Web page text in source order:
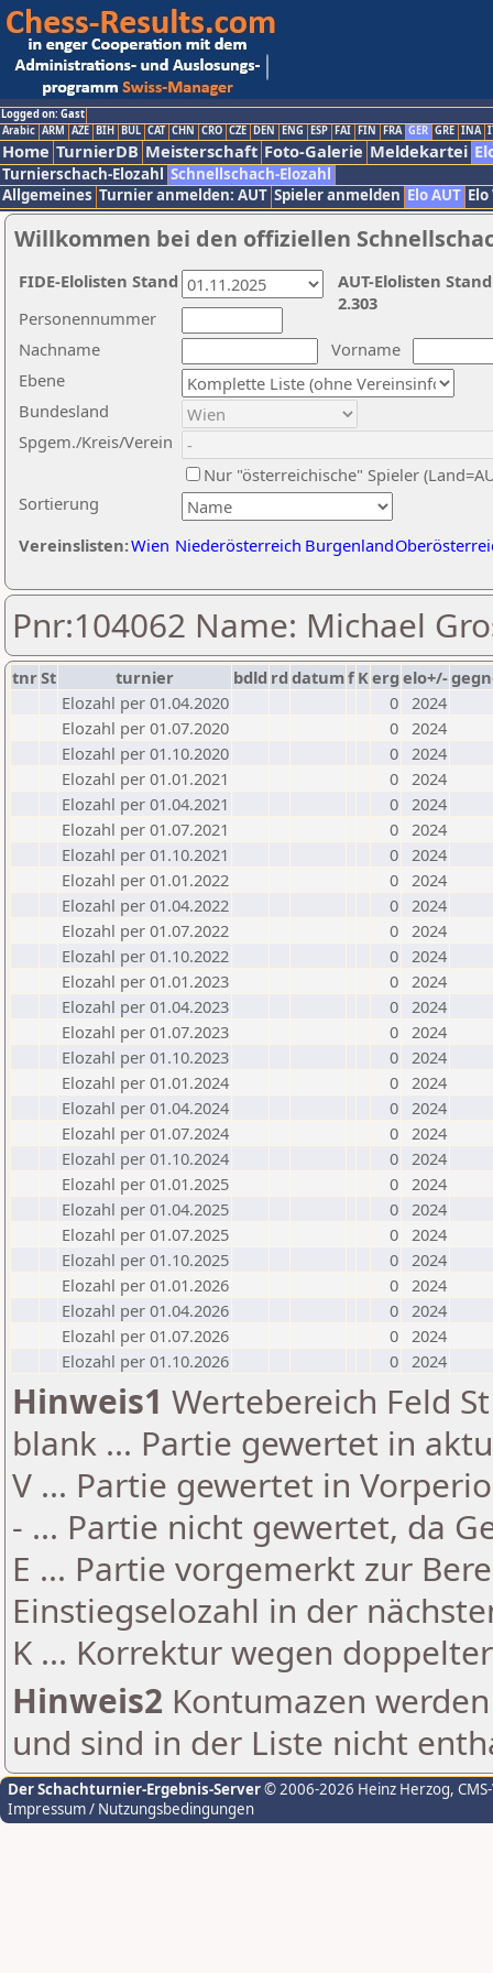
Logged on: Gast
Arabic ARM AZE BIH BUL CAT CHN CRO CZE DEN ENG ESP FAI FIN FRA GER GRE INA
Home TurnierDB Meisterschaft Foto-Galerie Meldekartei
Turnierschach-Elozahl Schnellschach-Elozahl
Allgemeines Turnier anmelden: AUT Spieler anmelden Elo AUT
Willkommen bei den offiziellen
Nachname
Vorname
Ebene
Sortierung
Personennummer
Bundesland
Spgem./Kreis/Verein
Nur "österreichische" Spieler
Vereinslisten:Wien Niederösterreich Burgenland
AUT-Elolisten
2.303
FIDE-Elolisten Stand
Pnr:104062 Name: Michael
tnrSt turnier bdld rd datumf Kerg elo+/-
Elozahl per 01.04.2020
0 2024
Elozahl per 01.07.2020
0 2024
Elozahl per 01.10.2020
0 2024
Elozahl per 01.01.2021
0 2024
Elozahl per 01.04.2021
0 2024
Elozahl per 01.07.2021
0 2024
Elozahl per 01.10.2021
0 2024
Elozahl per 01.01.2022
0 2024
Elozahl per 01.04.2022
0 2024
Elozahl per 01.07.2022
0 2024
Elozahl per 01.10.2022
0 2024
Elozahl per 01.01.2023
0 2024
Elozahl per 01.04.2023
0 2024
Elozahl per 01.07.2023
0 2024
Elozahl per 01.10.2023
0 2024
Elozahl per 01.01.2024
0 2024
Elozahl per 01.04.2024
0 2024
Elozahl per 01.07.2024
0 2024
Elozahl per 01.10.2024
0 2024
Elozahl per 01.01.2025
0 2024
Elozahl per 01.04.2025
0 2024
Elozahl per 01.07.2025
0 2024
Elozahl per 01.10.2025
0 2024
Elozahl per 01.01.2026
0 2024
Elozahl per 01.04.2026
0 2024
Elozahl per 01.07.2026
0 2024
Elozahl per 01.10.2026
0 2024
Hinweis1 Wertebereich Feld
blank ... Partie gewertet in
V ... Partie gewertet in
- ... Partie nicht gewertet, da
E ... Partie vorgemerkt zur
Einstiegselozahl in der
K ... Korrektur wegen
Hinweis2 Kontumazen
und sind in der Liste nicht
Der Schachturnier-Ergebnis-Server© 2006-2026 Heinz Herzog,
Impressum / Nutzungsbedingungen